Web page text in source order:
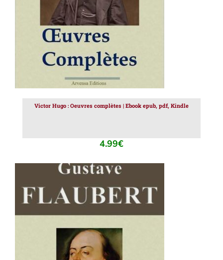
Victor Hugo : Oeuvres complètes | Ebook epub, pdf, Kindle
4.99€